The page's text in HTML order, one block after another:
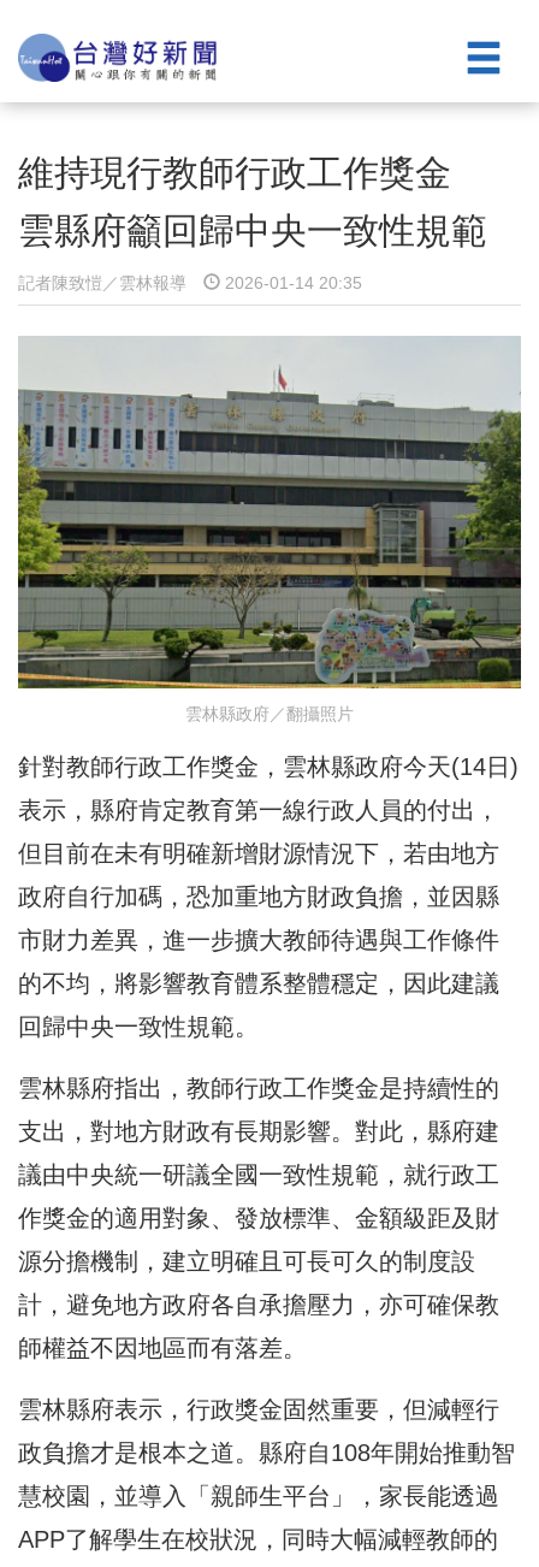
維持現行教師行政工作獎金
雲縣府籲回歸中央一致性規範
記者陳致愷／雲林報導 2026-01-14 20:35
雲林縣政府／翻攝照片
針對教師行政工作獎金，雲林縣政府今天(14日)
表示，縣府肯定教育第一線行政人員的付出，
但目前在未有明確新增財源情況下，若由地方
政府自行加碼，恐加重地方財政負擔，並因縣
市財力差異，進一步擴大教師待遇與工作條件
的不均，將影響教育體系整體穩定，因此建議
回歸中央一致性規範。
雲林縣府指出，教師行政工作獎金是持續性的
支出，對地方財政有長期影響。對此，縣府建
議由中央統一研議全國一致性規範，就行政工
作獎金的適用對象、發放標準、金額級距及財
源分擔機制，建立明確且可長可久的制度設
計，避免地方政府各自承擔壓力，亦可確保教
師權益不因地區而有落差。
雲林縣府表示，行政獎金固然重要，但減輕行
政負擔才是根本之道。縣府自108年開始推動智
慧校園，並導入「親師生平台」，家長能透過
APP了解學生在校狀況，同時大幅減輕教師的